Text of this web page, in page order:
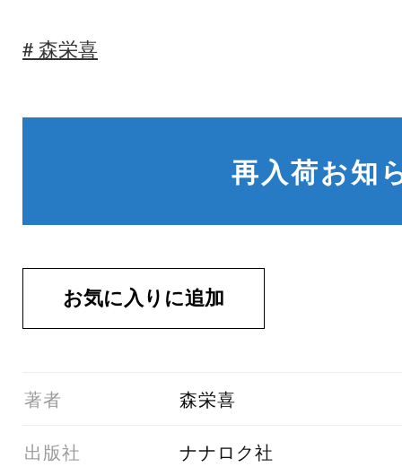
森栄喜
再入荷お知
01著者 森栄喜
03出版社 ナナロク社